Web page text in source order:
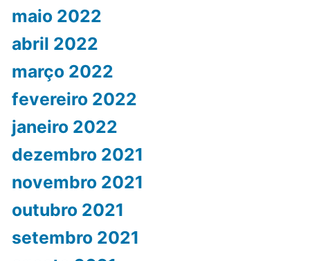
maio 2022
abril 2022
março 2022
fevereiro 2022
janeiro 2022
dezembro 2021
novembro 2021
outubro 2021
setembro 2021